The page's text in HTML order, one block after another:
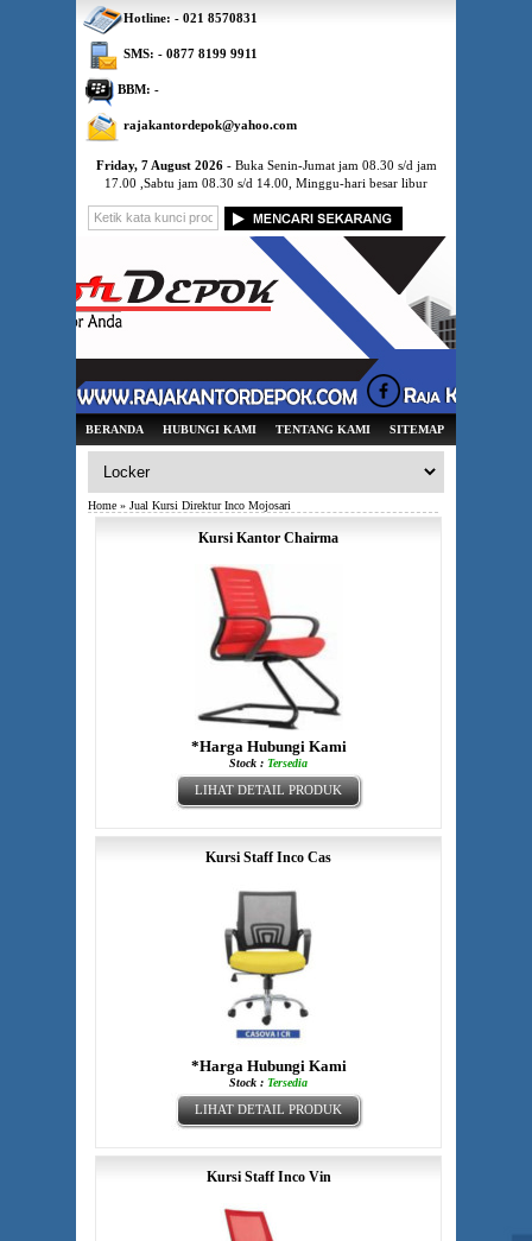
Friday, 7 August 2026- Buka Senin-Jumat jam 08.30 s/d jam
17.00 ,Sabtu jam 08.30 s/d 14.00, Minggu-hari besar libur
BERANDA HUBUNGI KAMI TENTANG KAMI SITEMAP
Home » Jual Kursi Direktur Inco Mojosari
Kursi Kantor Chairma
*Harga Hubungi Kami
Stock : Tersedia
LIHAT DETAIL PRODUK
Kursi Staff Inco Cas
*Harga Hubungi Kami
Stock : Tersedia
LIHAT DETAIL PRODUK
Kursi Staff Inco Vin
Hotline: - 021 8570831
SMS: - 0877 8199 9911
BBM: -
rajakantordepok@yahoo.com